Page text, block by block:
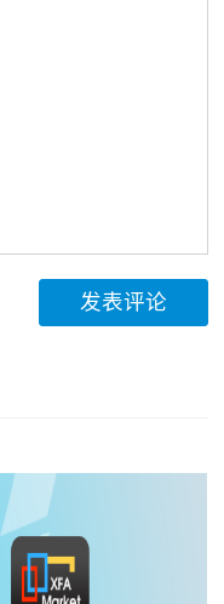
发表评论